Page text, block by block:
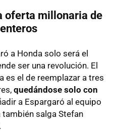
oferta millonaria de
a Honda solo será el
ser una revolución. El
es el de reemplazar a tres
quedándose solo con
a Espargaró al equipo
también salga Stefan